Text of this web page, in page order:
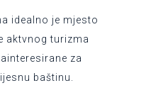
idealno je mjesto
aktvnog turizma
za
baštinu.